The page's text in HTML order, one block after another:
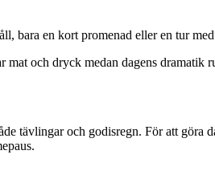
bara en kort promenad eller en tur
och dryck medan dagens dramatik
tävlingar och godisregn. För att göra